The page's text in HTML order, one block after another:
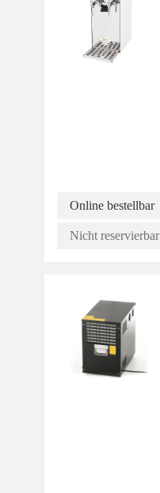
Online bestellbar
Nicht reservierbar